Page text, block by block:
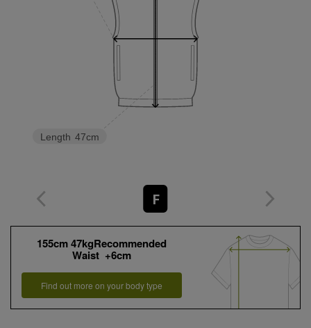
Length 47cm
F
155cm 47kgRecommended
Waist +6cm
Find out more on your body type